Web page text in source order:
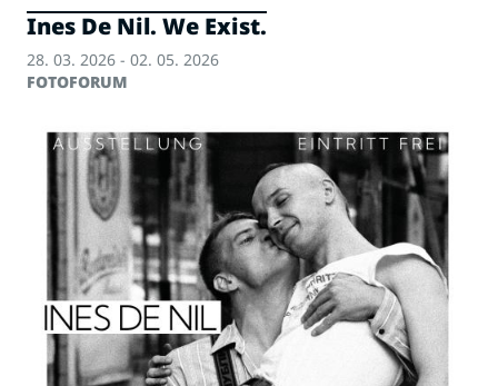
Ines De Nil. We Exist.
28. 03. 2026 - 02. 05. 2026
FOTOFORUM